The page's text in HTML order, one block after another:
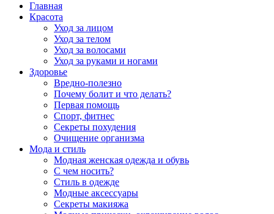
Главная
Красота
Уход за лицом
Уход за телом
Уход за волосами
Уход за руками и ногами
Здоровье
Вредно-полезно
Почему болит и что делать?
Первая помощь
Спорт, фитнес
Секреты похудения
Очищение организма
Мода и стиль
Модная женская одежда и обувь
С чем носить?
Стиль в одежде
Модные аксессуары
Секреты макияжа